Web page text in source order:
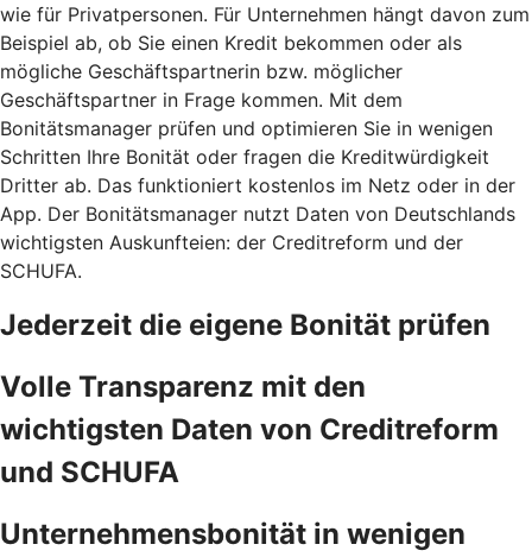
wie für Privatpersonen. Für Unternehmen hängt davon zum
Beispiel ab, ob Sie einen Kredit bekommen oder als
mögliche Geschäftspartnerin bzw. möglicher
Geschäftspartner in Frage kommen. Mit dem
Bonitätsmanager prüfen und optimieren Sie in wenigen
Schritten Ihre Bonität oder fragen die Kreditwürdigkeit
Dritter ab. Das funktioniert kostenlos im Netz oder in der
App. Der Bonitätsmanager nutzt Daten von Deutschlands
wichtigsten Auskunfteien: der Creditreform und der
SCHUFA.
Jederzeit die eigene Bonität prüfen
Volle Transparenz mit den
wichtigsten Daten von Creditreform
und SCHUFA
Unternehmensbonität in wenigen